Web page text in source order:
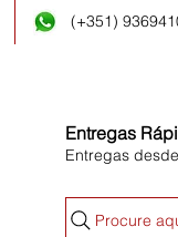
(+351)
Entregas
Entregas
Procure